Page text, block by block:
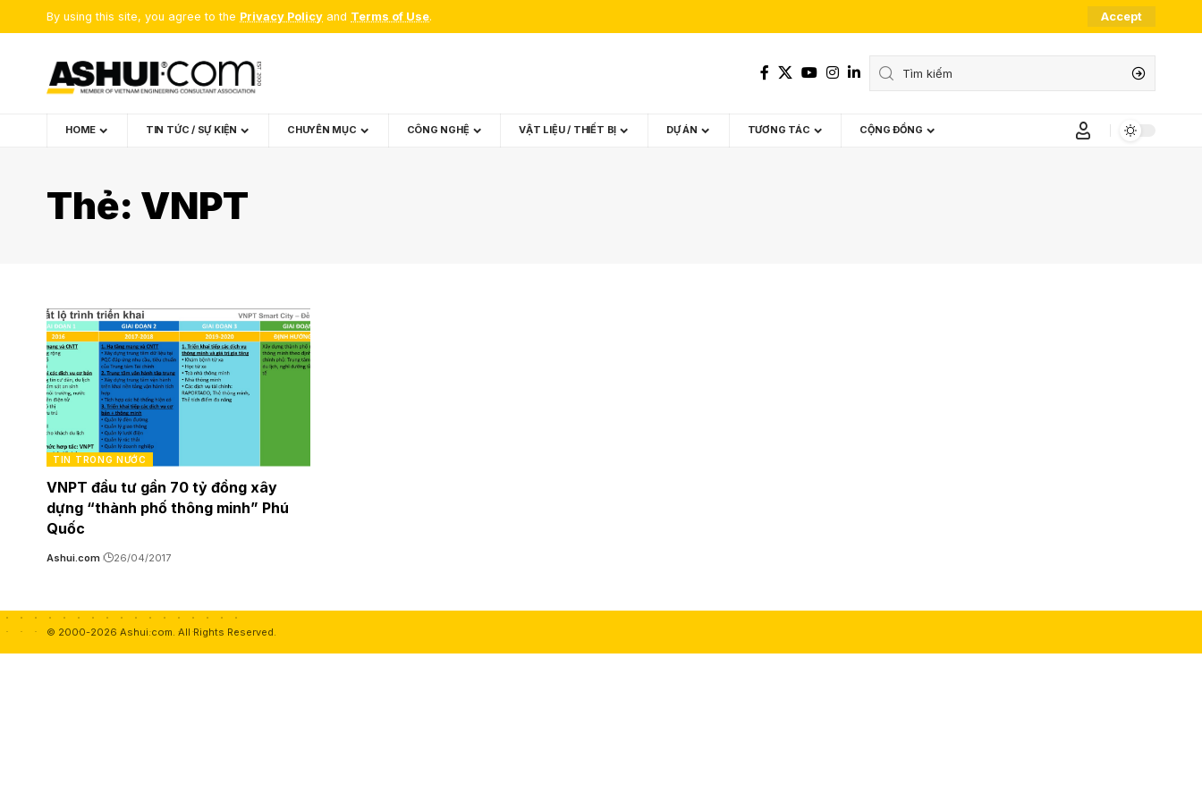
By using this site, you agree to the Privacy Policy and Terms of Use. Accept
HOME TIN TỨC / SỰ KIỆN CHUYÊN MỤC CÔNG NGHỆ VẬT LIỆU / THIẾT BỊ DỰ ÁN TƯƠNG TÁC CỘNG ĐỒNG
Thẻ: VNPT
TIN TRONG NƯỚC
VNPT đầu tư gần 70 tỷ đồng xây
dựng “thành phố thông minh” Phú
Quốc
Ashui.com 26/04/2017
© 2000-2026 Ashui.com. All Rights Reserved.